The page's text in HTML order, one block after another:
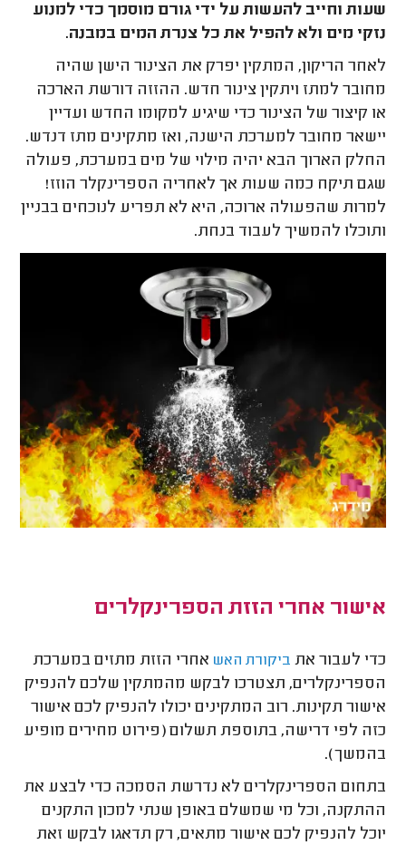
שעות וחייב להעשות על ידי גורם מוסמך כדי למנוע
נזקי מים ולא להפיל את כל צנרת המים במבנה.
לאחר הריקון, המתקין יפרק את הצינור הישן שהיה
מחובר למתז ויתקין צינור חדש. ההזזה דורשת הארכה
או קיצור של הצינור כדי שיגיע למקומו החדש ועדיין
יישאר מחובר למערכת הישנה, ואז מתקינים מתז דנדש.
החלק הארוך הבא יהיה מילוי של מים במערכת, פעולה
שגם תיקח כמה שעות אך לאחריה הספרינקלר הוזז!
למרות שהפעולה ארוכה, היא לא תפריע לנוכחים בבניין
ותוכלו להמשיך לעבוד בנחת.
אישור אחרי הזזת הספרינקלרים
כדי לעבור את ביקורת האש אחרי הזזת מתזים במערכת
הספרינקלרים, תצטרכו לבקש מהמתקין שלכם להנפיק
אישור תקינות. רוב המתקינים יכולו להנפיק לכם אישור
כזה לפי דרישה, בתוספת תשלום (פירוט מחירים מופיע
בהמשך).
בתחום הספרינקלרים לא נדרשת הסמכה כדי לבצע את
ההתקנה, וכל מי שמשלם באופן שנתי למכון התקנים
יוכל להנפיק לכם אישור מתאים, רק תדאגו לבקש זאת